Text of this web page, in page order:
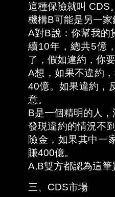
這種保險就叫 CDS
機構B可能是另一
A對B說：你幫我的
續10年，總共5億
了，假如違約，你要
A想，如果不違約
40億。如果違約，
意。
B是一個精明的人
發現違約的情況不
險金，如果其中一
賺400億。
A,B雙方都認為這
三、CDS市場